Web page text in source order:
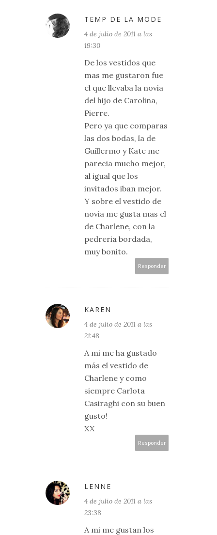
TEMP DE LA MODE
4 de julio de 2011 a las
19:30
De los vestidos que
mas me gustaron fue
el que llevaba la novia
del hijo de Carolina,
Pierre.
Pero ya que comparas
las dos bodas, la de
Guillermo y Kate me
parecia mucho mejor,
al igual que los
invitados iban mejor.
Y sobre el vestido de
novia me gusta mas el
de Charlene, con la
pedreria bordada,
muy bonito.
Responder
KAREN
4 de julio de 2011 a las
21:48
A mi me ha gustado
más el vestido de
Charlene y como
siempre Carlota
Casiraghi con su buen
gusto!
XX
Responder
LENNE
4 de julio de 2011 a las
23:38
A mi me gustan los